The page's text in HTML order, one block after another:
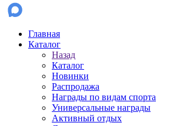
Главная
Каталог
Назад
Каталог
Новинки
Распродажа
Награды по видам спорта
Универсальные награды
Активный отдых